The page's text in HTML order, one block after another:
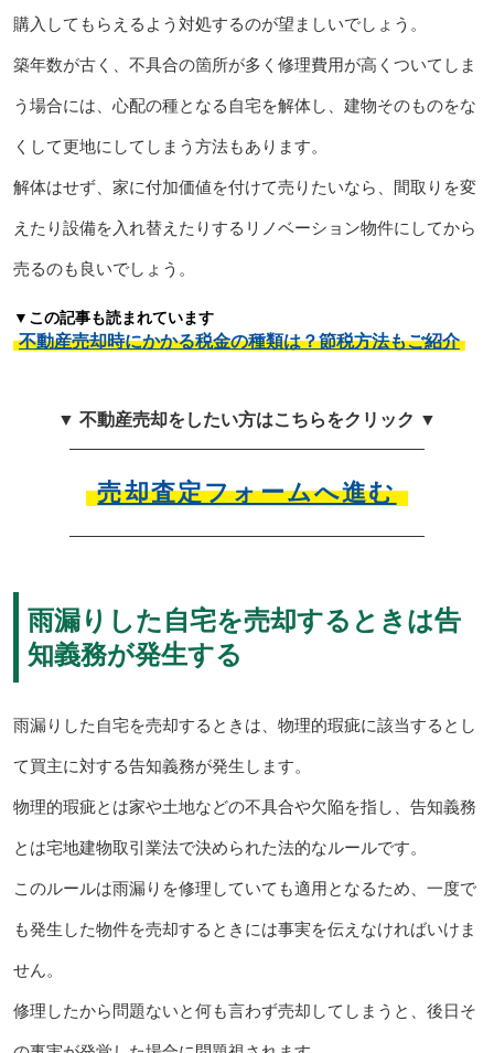
購入してもらえるよう対処するのが望ましいでしょう。
築年数が古く、不具合の箇所が多く修理費用が高くついてしま
う場合には、心配の種となる自宅を解体し、建物そのものをな
くして更地にしてしまう方法もあります。
解体はせず、家に付加価値を付けて売りたいなら、間取りを変
えたり設備を入れ替えたりするリノベーション物件にしてから
売るのも良いでしょう。
▼この記事も読まれています
不動産売却時にかかる税金の種類は？節税方法もご紹介
▼ 不動産売却をしたい方はこちらをクリック ▼
売却査定フォームへ進む
雨漏りした自宅を売却するときは告
知義務が発生する
雨漏りした自宅を売却するときは、物理的瑕疵に該当するとし
て買主に対する告知義務が発生します。
物理的瑕疵とは家や土地などの不具合や欠陥を指し、告知義務
とは宅地建物取引業法で決められた法的なルールです。
このルールは雨漏りを修理していても適用となるため、一度で
も発生した物件を売却するときには事実を伝えなければいけま
せん。
修理したから問題ないと何も言わず売却してしまうと、後日そ